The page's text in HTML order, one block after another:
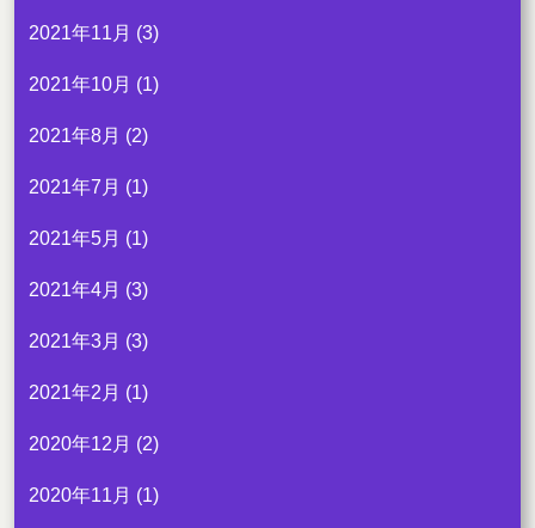
2021年11月 (3)
2021年10月 (1)
2021年8月 (2)
2021年7月 (1)
2021年5月 (1)
2021年4月 (3)
2021年3月 (3)
2021年2月 (1)
2020年12月 (2)
2020年11月 (1)